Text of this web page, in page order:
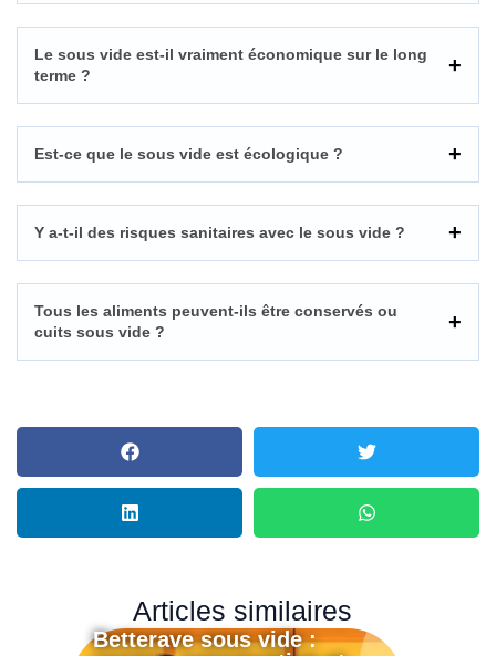
Le sous vide est-il vraiment économique sur le long
terme ?
Est-ce que le sous vide est écologique ?
Y a-t-il des risques sanitaires avec le sous vide ?
Tous les aliments peuvent-ils être conservés ou
cuits sous vide ?
Articles similaires
Betterave sous vide :